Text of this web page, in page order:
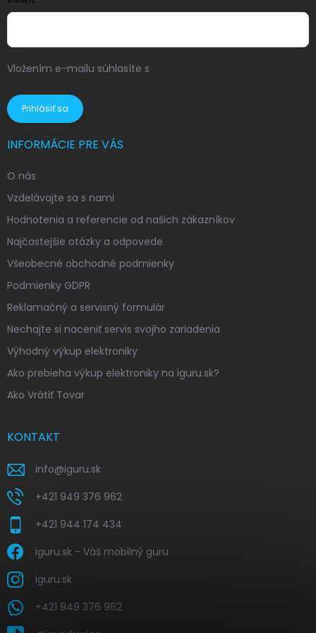
Vložením e-mailu súhlasíte s
Prihlásiť sa
INFORMÁCIE PRE VÁS
O nás
Vzdelávajte sa s nami
Hodnotenia a referencie od našich zákazníkov
Najčastejšie otázky a odpovede
Všeobecné obchodné podmienky
Podmienky GDPR
Reklamačný a servisný formulár
Nechajte si naceniť servis svojho zariadenia
Výhodný výkup elektroniky
Ako prebieha výkup elektroniky na iguru.sk?
Ako Vrátiť Tovar
KONTAKT
info@iguru.sk
+421 949 376 962
+421 944 174 434
iguru.sk - Váš mobilný guru
iguru.sk
+421 949 376 962